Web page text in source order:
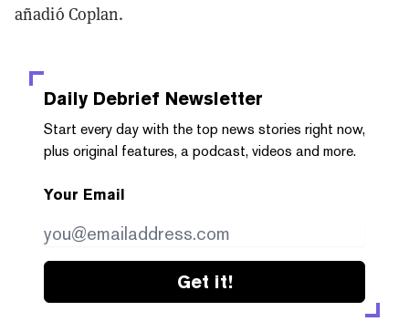
añadió Coplan.
Daily Debrief Newsletter
Start every day with the top news stories right now,
plus original features, a podcast, videos and more.
Your Email
Get it!